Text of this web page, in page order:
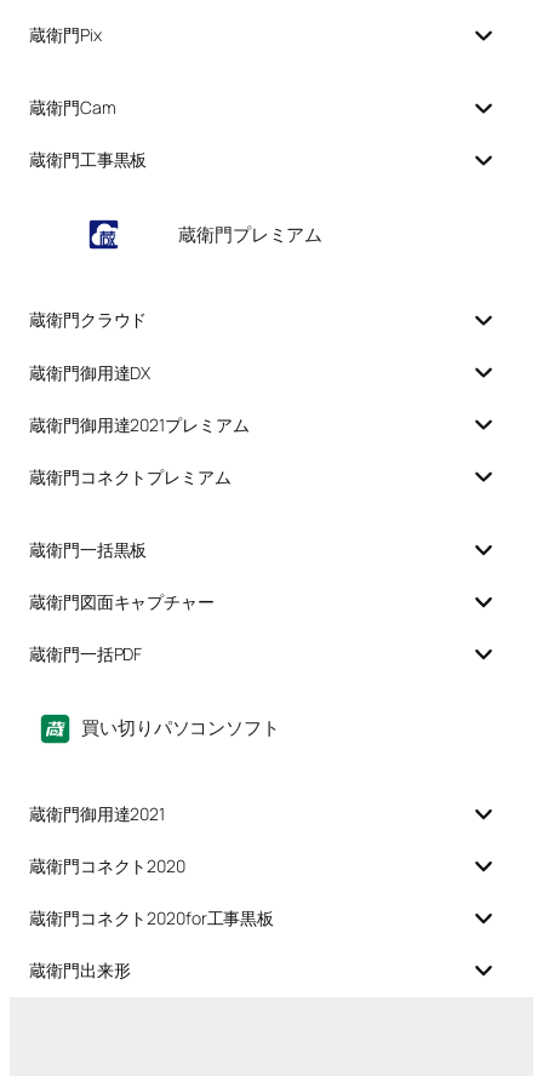
蔵衛門Pix
蔵衛門Cam
蔵衛門工事黒板
蔵衛門プレミアム
蔵衛門クラウド
蔵衛門御用達DX
蔵衛門御用達2021プレミアム
蔵衛門コネクトプレミアム
蔵衛門一括黒板
蔵衛門図面キャプチャー
蔵衛門一括PDF
買い切りパソコンソフト
蔵衛門御用達2021
蔵衛門コネクト2020
蔵衛門コネクト2020for工事黒板
蔵衛門出来形